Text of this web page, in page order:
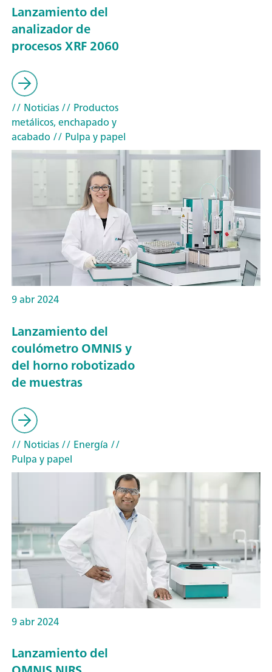
Lanzamiento del
analizador de
procesos XRF 2060
// Noticias// Productos
metálicos, enchapado y
acabado // Pulpa y papel
9 abr 2024
Lanzamiento del
coulómetro OMNIS y
del horno robotizado
de muestras
// Noticias// Energía //
Pulpa y papel
9 abr 2024
Lanzamiento del